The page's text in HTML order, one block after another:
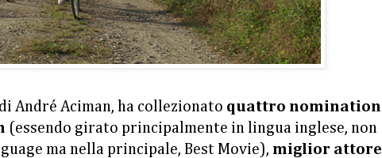
André Aciman, ha collezionato quattro nomination
(essendo girato principalmente in lingua inglese, non
ma nella principale, Best Movie), miglior attore